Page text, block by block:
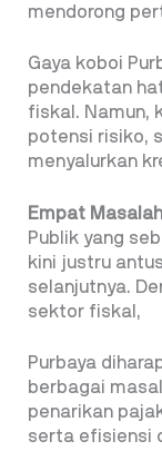
mendorong
Gaya koboi
pendekatan
fiskal. Namun,
potensi risiko,
menyalurkan
Empat Masalah
Publik yang
kini justru
selanjutnya.
sektor fiskal,
Purbaya
berbagai
penarikan
serta efisiensi